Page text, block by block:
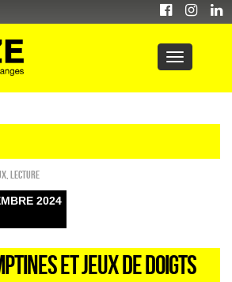
Lecture
2024
ET JEUX DE DOIGTS